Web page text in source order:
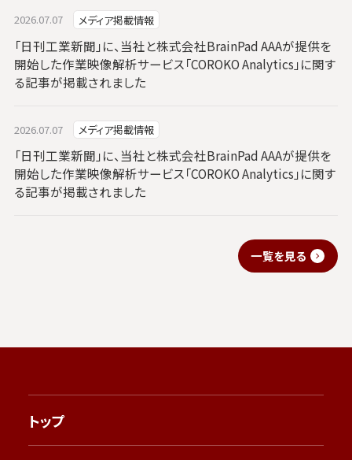
2026.07.07 メディア掲載情報
「日刊工業新聞」に、当社と株式会社BrainPad AAAが提供を
開始した作業映像解析サービス「COROKO Analytics」に関す
る記事が掲載されました
2026.07.07 メディア掲載情報
「日刊工業新聞」に、当社と株式会社BrainPad AAAが提供を
開始した作業映像解析サービス「COROKO Analytics」に関す
る記事が掲載されました
一覧を見る
トップ